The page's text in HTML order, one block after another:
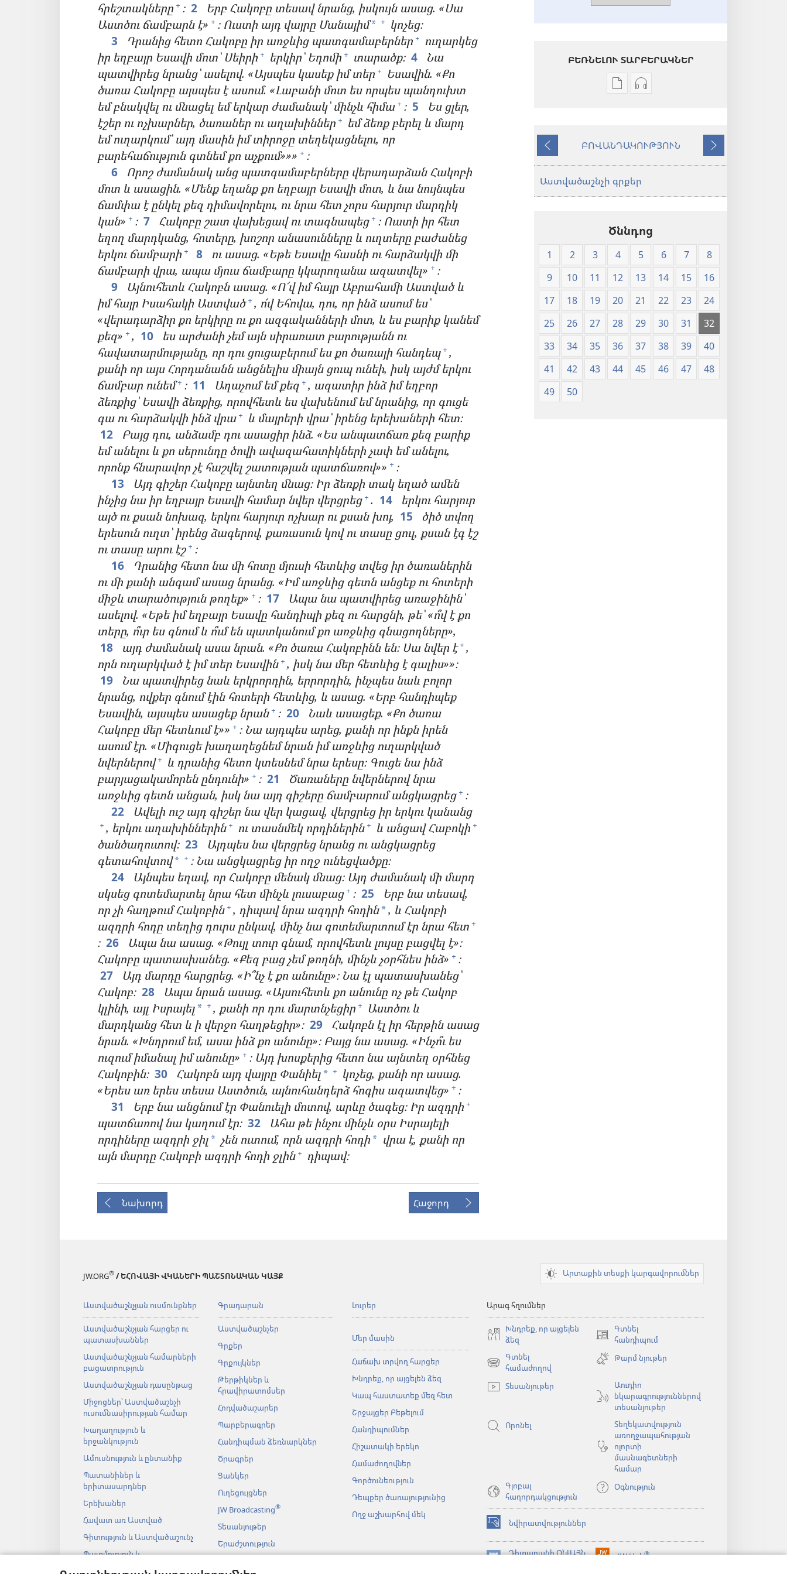
հրեշտակները + ։ 2
Երբ Հակոբը տեսավ նրանց, իսկույն ասաց. «Սա
Աստծու ճամբարն է» + ։ Ուստի այդ վայրը Մանայիմ* +
կոչեց։
3
Դրանից հետո Հակոբը իր առջևից պատգամաբերներ + ուղարկեց
իր եղբայր Եսավի մոտ՝ Սեիրի + երկիր՝ Եդոմի + տարածք։ 4
Նա
պատվիրեց նրանց՝ ասելով. «Այսպես կասեք իմ տեր +
Եսավին. «Քո
ծառա Հակոբը այսպես է ասում. «Լաբանի մոտ ես որպես պանդուխտ
եմ բնակվել ու մնացել եմ երկար ժամանակ՝ մինչև հիմա + ։ 5
Ես ցլեր,
էշեր ու ոչխարներ, ծառաներ ու աղախիններ +
եմ ձեռք բերել և մարդ
եմ ուղարկում՝ այդ մասին իմ տիրոջը տեղեկացնելու, որ
բարեհաճություն գտնեմ քո աչքում»»» + ։
6
Որոշ ժամանակ անց պատգամաբերները վերադարձան Հակոբի
մոտ և ասացին. «Մենք եղանք քո եղբայր Եսավի մոտ, և նա նույնպես
ճամփա է ընկել քեզ դիմավորելու, ու նրա հետ չորս հարյուր մարդիկ
կան» + ։ 7 Հակոբը շատ վախեցավ ու տագնապեց + ։ Ուստի իր հետ
եղող մարդկանց, հոտերը, խոշոր անասունները և ուղտերը բաժանեց
երկու ճամբարի + 8 ու ասաց. «Եթե Եսավը հասնի ու հարձակվի մի
ճամբարի վրա, ապա մյուս ճամբարը կկարողանա ազատվել» + ։
9
Այնուհետև Հակոբն ասաց. «Ո՜վ իմ հայր Աբրահամի Աստված և
իմ հայր Իսահակի Աստված + , ո՜վ Եհովա, դու, որ ինձ ասում ես՝
«վերադարձիր քո երկիրը ու քո ազգականների մոտ, և ես բարիք կանեմ
քեզ» + , 10
ես արժանի չեմ այն սիրառատ բարությանն ու
հավատարմությանը, որ դու ցուցաբերում ես քո ծառայի հանդեպ + ,
քանի որ այս Հորդանանն անցնելիս միայն ցուպ ունեի, իսկ այժմ երկու
ճամբար ունեմ + ։ 11 Աղաչում եմ քեզ + , ազատիր ինձ իմ եղբոր
ձեռքից՝ Եսավի ձեռքից, որովհետև ես վախենում եմ նրանից, որ գուցե
գա ու հարձակվի ինձ վրա +
և մայրերի վրա՝ իրենց երեխաների հետ։
12
Բայց դու, անձամբ դու ասացիր ինձ. «Ես անպատճառ քեզ բարիք
եմ անելու և քո սերունդը ծովի ավազահատիկների չափ եմ անելու,
որոնք հնարավոր չէ հաշվել շատության պատճառով»» + ։
13
Այդ գիշեր Հակոբը այնտեղ մնաց։ Իր ձեռքի տակ եղած ամեն
ինչից նա իր եղբայր Եսավի համար նվեր վերցրեց + . 14
երկու հարյուր
այծ ու քսան նոխազ, երկու հարյուր ոչխար ու քսան խոյ, 15
ծիծ տվող
երեսուն ուղտ՝ իրենց ձագերով, քառասուն կով ու տասը ցուլ, քսան էգ էշ
ու տասը արու էշ + ։
16
Դրանից հետո նա մի հոտը մյուսի հետևից տվեց իր ծառաներին
ու մի քանի անգամ ասաց նրանց. «Իմ առջևից գետն անցեք ու հոտերի
միջև տարածություն թողեք» + ։ 17
Ապա նա պատվիրեց առաջինին՝
ասելով. «Եթե իմ եղբայր Եսավը հանդիպի քեզ ու հարցնի, թե՝ «ո՞վ է քո
տերը, ո՞ւր ես գնում և ո՞ւմ են պատկանում քո առջևից գնացողները»,
18
այդ ժամանակ ասա նրան. «Քո ծառա Հակոբինն են։ Սա նվեր է + ,
որն ուղարկված է իմ տեր Եսավին + , իսկ նա մեր հետևից է գալիս»»։
19
Նա պատվիրեց նաև երկրորդին, երրորդին, ինչպես նաև բոլոր
նրանց, ովքեր գնում էին հոտերի հետևից, և ասաց. «Երբ հանդիպեք
Եսավին, այսպես ասացեք նրան + ։ 20
Նաև ասացեք. «Քո ծառա
Հակոբը մեր հետևում է»» + ։ Նա այդպես արեց, քանի որ ինքն իրեն
ասում էր. «Միգուցե խաղաղեցնեմ նրան իմ առջևից ուղարկված
նվերներով +
և դրանից հետո կտեսնեմ նրա երեսը։ Գուցե նա ինձ
բարյացակամորեն ընդունի» + ։ 21
Ծառաները նվերներով նրա
առջևից գետն անցան, իսկ նա այդ գիշերը ճամբարում անցկացրեց + ։
22
Ավելի ուշ այդ գիշեր նա վեր կացավ, վերցրեց իր երկու կանանց
+ , երկու աղախիններին + ու տասնմեկ որդիներին + և անցավ Հաբոկի +
ծանծաղուտով։ 23
Այդպես նա վերցրեց նրանց ու անցկացրեց
գետահովտով* + ։ Նա անցկացրեց իր ողջ ունեցվածքը։
24
Այնպես եղավ, որ Հակոբը մենակ մնաց։ Այդ ժամանակ մի մարդ
սկսեց գոտեմարտել նրա հետ մինչև լուսաբաց + ։ 25
Երբ նա տեսավ,
որ չի հաղթում Հակոբին + , դիպավ նրա ազդրի հոդին*, և Հակոբի
ազդրի հոդը տեղից դուրս ընկավ, մինչ նա գոտեմարտում էր նրա հետ +
։ 26
Ապա նա ասաց. «Թույլ տուր գնամ, որովհետև լույսը բացվել է»։
Հակոբը պատասխանեց. «Քեզ բաց չեմ թողնի, մինչև չօրհնես ինձ» + ։
27
Այդ մարդը հարցրեց. «Ի՞նչ է քո անունը»։ Նա էլ պատասխանեց՝
Հակոբ։ 28
Ապա նրան ասաց. «Այսուհետև քո անունը ոչ թե Հակոբ
կլինի, այլ Իսրայել* + , քանի որ դու մարտնչեցիր +
Աստծու և
մարդկանց հետ և ի վերջո հաղթեցիր»։ 29 Հակոբն էլ իր հերթին ասաց
նրան. «Խնդրում եմ, ասա ինձ քո անունը»։ Բայց նա ասաց. «Ինչո՞ւ ես
ուզում իմանալ իմ անունը» + ։ Այդ խոսքերից հետո նա այնտեղ օրհնեց
Հակոբին։ 30 Հակոբն այդ վայրը Փանիել* +
կոչեց, քանի որ ասաց.
«Երես առ երես տեսա Աստծուն, այնուհանդերձ հոգիս ազատվեց» + ։
31
Երբ նա անցնում էր Փանուելի մոտով, արևը ծագեց։ Իր ազդրի +
պատճառով նա կաղում էր։ 32 Ահա թե ինչու մինչև օրս Իսրայելի
որդիները ազդրի ջիլ* չեն ուտում, որն ազդրի հոդի* վրա է, քանի որ
այն մարդը Հակոբի ազդրի հոդի ջլին + դիպավ։
Նախորդ Հաջորդ
ԲԵՌՆԵԼՈՒ ՏԱՐԲԵՐԱԿՆԵՐ
Թվային
ՆԱ
(փափուկ
կազմով)
Աուդիոձայնագրությունները
թարգմանություն
Նախորդ
ԲՈՎԱՆԴԱԿՈՒԹՅՈՒՆ
Հաջորդ
Աստվածաշնչի գրքեր
Ծննդոց
1 2 3 4 5 6 7
8
9
10 11 12 13 14 15
16
17
18 19 20 21 22 23
24
25
26 27 28 29 30 31
32
33
34 35 36 37 38 39
40
41
42 43 44 45 46 47
48
49
50
JW.ORG® / ԵՀՈՎԱՅԻ ՎԿԱՆԵՐԻ ՊԱՇՏՈՆԱԿԱՆ ԿԱՅՔ Արտաքին տեսքի կարգավորումներ
Աստվածաշնչյան ուսմունքներ
Աստվածաշնչյան հարցեր ու
պատասխաններ
Աստվածաշնչյան համարների
բացատրություն
Աստվածաշնչյան դասընթաց
Միջոցներ՝ Աստվածաշնչի
ուսումնասիրության համար
Խաղաղություն և
երջանկություն
Ամուսնություն և ընտանիք
Պատանիներ և
երիտասարդներ
Երեխաներ
Հավատ առ Աստված
Գիտություն և Աստվածաշունչ
Պատմություն և
Գրադարան
Աստվածաշնչեր
Գրքեր
Գրքույկներ
Թերթիկներ և
հրավիրատոմսեր
Հոդվածաշարեր
Պարբերագրեր
Հանդիպման ձեռնարկներ
Ծրագրեր
Ցանկեր
Ուղեցույցներ
JW Broadcasting®
Տեսանյութեր
Երաժշտություն
աուդիոներկայացումներ
Լուրեր
Մեր մասին
Հաճախ տրվող հարցեր
Խնդրեք, որ այցելեն ձեզ
Կապ հաստատեք մեզ հետ
Շրջայցեր Բեթելում
Հանդիպումներ
Հիշատակի երեկո
Համաժողովներ
Գործունեություն
Դեպքեր ծառայությունից
Ողջ աշխարհով մեկ
Արագ հղումներ
Խնդրեք, որ այցելեն
ձեզ
Գտնել
հանդիպում
(բացվում
նոր
Գտնել
համաժողով
(բացվում
նոր
Թարմ նյութեր
Տեսանյութեր
Աուդիո
նկարագրություններով
տեսանյութեր
Որոնել
Տեղեկատվություն
առողջապահության
ոլորտի
մասնագետների
համար
Գլոբալ
հաղորդակցություն
Օգնություն
Նվիրատվություններ
(բացվում
է
նոր
Դիտարանի ՕՆԼԱՅՆ
JW Hub®